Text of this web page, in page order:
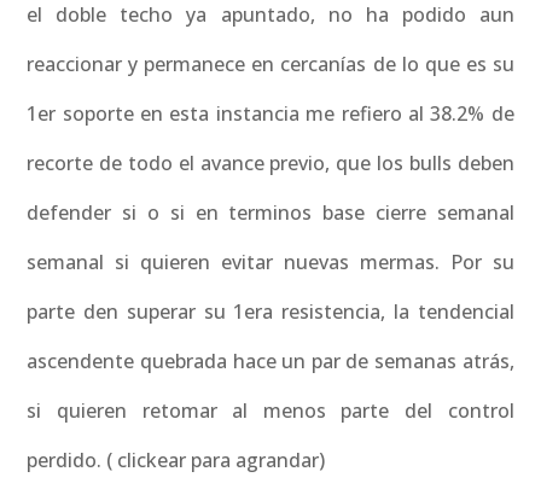
el doble techo ya apuntado, no ha podido aun
reaccionar y permanece en cercanías de lo que es su
1er soporte en esta instancia me refiero al 38.2% de
recorte de todo el avance previo, que los bulls deben
defender si o si en terminos base cierre semanal
semanal si quieren evitar nuevas mermas. Por su
parte den superar su 1era resistencia, la tendencial
ascendente quebrada hace un par de semanas atrás,
si quieren retomar al menos parte del control
perdido. ( clickear para agrandar)